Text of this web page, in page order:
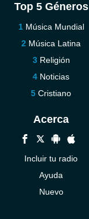
Top 5 Géneros
Música Mundial
Música Latina
Religión
Noticias
Cristiano
Acerca
Incluir tu radio
Ayuda
Nuevo